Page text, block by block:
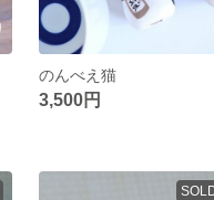
のんべえ猫
3,500円